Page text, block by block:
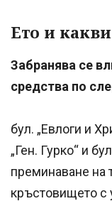
Ето и
Забранява се
средства по
бул. „Евлоги и
„Ген. Гурко“ и
преминаване на
кръстовището с